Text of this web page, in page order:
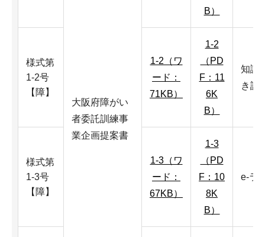
大阪府障がい
者委託訓練事
業企画提案書
B）
様式第
1-2号
【障】
1-2（ワ
ード：
71KB）
1-2
（PD
F：11
6K
B）
知識
き訓
様式第
1-3号
【障】
1-3（ワ
ード：
67KB）
1-3
（PD
F：10
8K
B）
e-ラ